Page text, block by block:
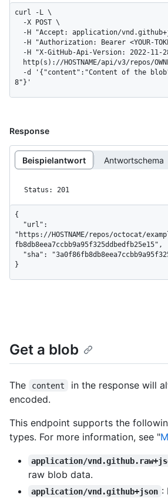
curl -L \
8"}'
Response
Beispielantwort Antwortschema
Status: 201
{
"https://HOSTNAME/repos/octocat/
fb8db8eea7ccbb9a95f325ddbedfb25e15",
}
Get a blob
The content
in the response will
encoded.
This endpoint supports the
types. For more information, see "
application/
raw blob data.
application/vnd.github+json :